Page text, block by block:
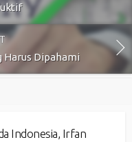
Harus Dipahami
Indonesia, Irfan